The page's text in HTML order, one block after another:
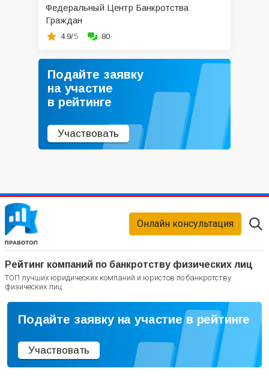
Федеральный Центр Банкротства
Граждан
4.9/5 80
Подайте заявку
на участие
в рейтинге
Участвовать
Рейтинг компаний по банкротству физических лиц
ТОП лучших юридических компаний и юристов по банкротству
физических лиц
Онлайн консультация
Подайте заявку на участие в рейтинге
Участвовать